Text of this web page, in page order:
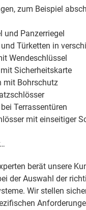
zum Beispiel
und Panzerriegel
Türketten in
Wendeschlüssel
Sicherheitskarte
mit Bohrschutz
Terrassentüren
mit einseitiger
berät unsere
der Auswahl der
Wir stellen